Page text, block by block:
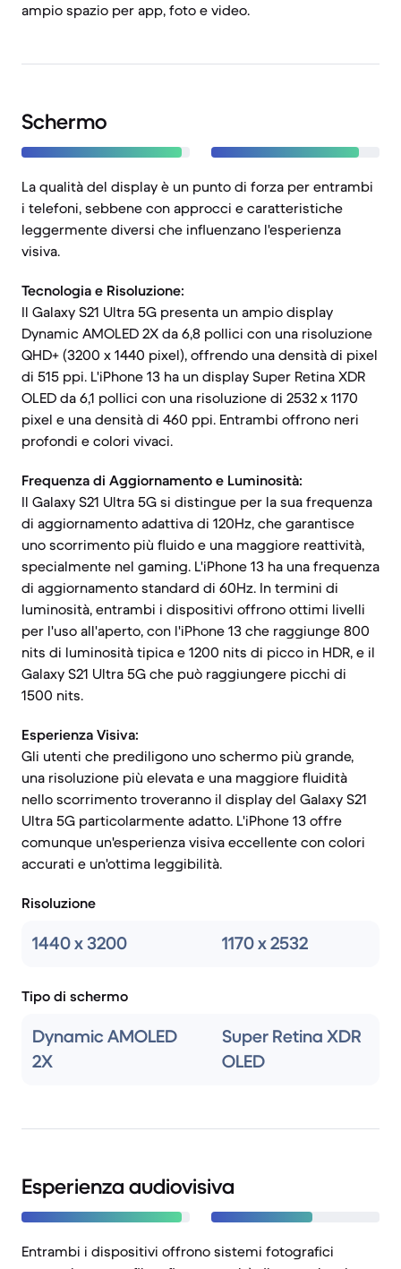
ampio spazio per app, foto e video.
Schermo
La qualità del display è un punto di forza per entrambi
i telefoni, sebbene con approcci e caratteristiche
leggermente diversi che influenzano l'esperienza
visiva.
Tecnologia e Risoluzione:
Il Galaxy S21 Ultra 5G presenta un ampio display
Dynamic AMOLED 2X da 6,8 pollici con una risoluzione
QHD+ (3200 x 1440 pixel), offrendo una densità di pixel
di 515 ppi. L'iPhone 13 ha un display Super Retina XDR
OLED da 6,1 pollici con una risoluzione di 2532 x 1170
pixel e una densità di 460 ppi. Entrambi offrono neri
profondi e colori vivaci.
Frequenza di Aggiornamento e Luminosità:
Il Galaxy S21 Ultra 5G si distingue per la sua frequenza
di aggiornamento adattiva di 120Hz, che garantisce
uno scorrimento più fluido e una maggiore reattività,
specialmente nel gaming. L'iPhone 13 ha una frequenza
di aggiornamento standard di 60Hz. In termini di
luminosità, entrambi i dispositivi offrono ottimi livelli
per l'uso all'aperto, con l'iPhone 13 che raggiunge 800
nits di luminosità tipica e 1200 nits di picco in HDR, e il
Galaxy S21 Ultra 5G che può raggiungere picchi di
1500 nits.
Esperienza Visiva:
Gli utenti che prediligono uno schermo più grande,
una risoluzione più elevata e una maggiore fluidità
nello scorrimento troveranno il display del Galaxy S21
Ultra 5G particolarmente adatto. L'iPhone 13 offre
comunque un'esperienza visiva eccellente con colori
accurati e un'ottima leggibilità.
Risoluzione
1440 x 3200 1170 x 2532
Tipo di schermo
Dynamic AMOLED
2X
Super Retina XDR
OLED
Esperienza audiovisiva
Entrambi i dispositivi offrono sistemi fotografici